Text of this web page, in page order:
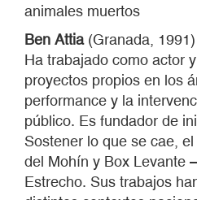
animales muertos
Ben Attia(Granada,
Ha trabajado como actor
proyectos propios en los
performance y la
público. Es fundador de
Sostener lo que se cae,
del Mohín y Box Levante
Estrecho. Sus trabajos